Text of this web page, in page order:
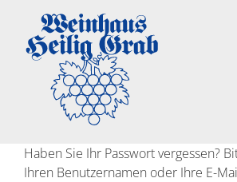
content
Haben Sie Ihr Passwort vergessen?
Ihren Benutzernamen oder Ihre E-